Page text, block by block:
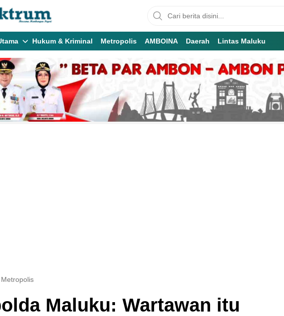
Hukum & Kriminal Metropolis AMBOINA Daerah Lintas Maluku
Metropolis
Maluku: Wartawan itu